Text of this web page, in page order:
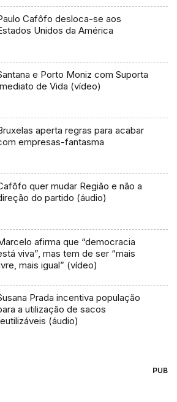
Cafôfo desloca-se aos
Unidos da América
e Porto Moniz com Suporta
de Vida (vídeo)
aperta regras para acabar
empresas-fantasma
quer mudar Região e não a
do partido (áudio)
afirma que “democracia
viva”, mas tem de ser “mais
mais igual” (vídeo)
Prada incentiva população
a utilização de sacos
(áudio)
PUB